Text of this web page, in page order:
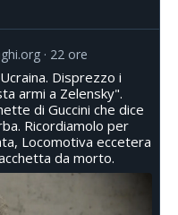
22 ore
Disprezzo i
armi a Zelensky".
di Guccini che dice
Ricordiamolo per
Locomotiva eccetera
da morto.